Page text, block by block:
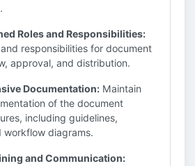
Roles and Responsibilities:
responsibilities for document
approval, and distribution.
Documentation: Maintain
of the document
including guidelines,
workflow diagrams.
and Communication: